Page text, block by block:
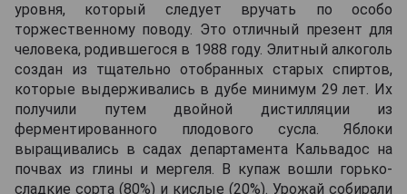
уровня, который следует вручать по особо
торжественному поводу. Это отличный презент для
человека, родившегося в 1988 году. Элитный алкоголь
создан из тщательно отобранных старых спиртов,
которые выдерживались в дубе минимум 29 лет. Их
получили путем двойной дистилляции из
ферментированного плодового сусла. Яблоки
выращивались в садах департамента Кальвадос на
почвах из глины и мергеля. В купаж вошли горько-
сладкие сорта (80%) и кислые (20%). Урожай собирали